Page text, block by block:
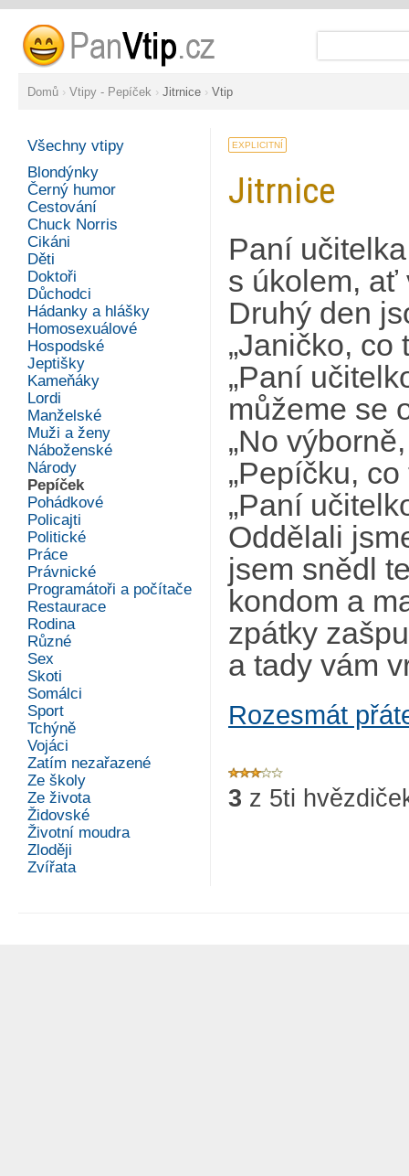
Domů › Vtipy - Pepíček › Jitrnice › Vtip
Všechny vtipy
Blondýnky
Černý humor
Cestování
Chuck Norris
Cikáni
Děti
Doktoři
Důchodci
Hádanky a hlášky
Homosexuálové
Hospodské
Jeptišky
Kameňáky
Lordi
Manželské
Muži a ženy
Náboženské
Národy
Pepíček
Pohádkové
Policajti
Politické
Práce
Právnické
Programátoři a počítače
Restaurace
Rodina
Různé
Sex
Skoti
Somálci
Sport
Tchýně
Vojáci
Zatím nezařazené
Ze školy
Ze života
Židovské
Životní moudra
Zloději
Zvířata
EXPLICITNÍ
Jitrnice
Paní
s úkolem, ať
Druhý den
„Janičko, co
„Paní
můžeme se
„No
„Pepíčku, co
„Paní
Oddělali
jsem snědl
kondom a
zpátky
a tady vám
Rozesmát
3 z 5ti